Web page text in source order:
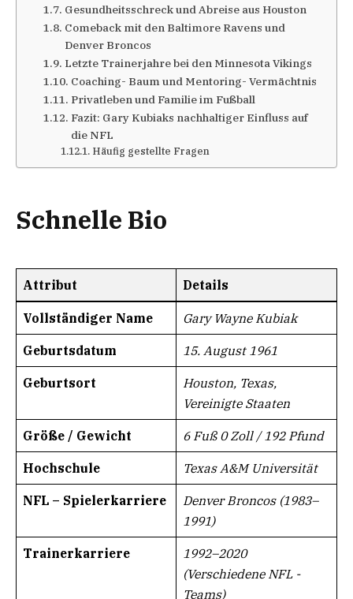
Gesundheitsschreck und Abreise aus Houston​
Comeback mit den Baltimore Ravens und
Denver Broncos
Letzte Trainerjahre bei den Minnesota Vikings​
Coaching- Baum und Mentoring- Vermächtnis
Privatleben und Familie im Fußball​
Fazit: Gary Kubiaks nachhaltiger Einfluss auf
die NFL
Häufig gestellte Fragen
Schnelle Bio
Attribut Details
Vollständiger Name Gary Wayne Kubiak
Geburtsdatum​​ 15. August 1961
Geburtsort​​
Houston, Texas,
Vereinigte Staaten
Größe / Gewicht 6 Fuß 0 Zoll / 192 Pfund
Hochschule Texas A&M Universität
NFL – Spielerkarriere
Denver Broncos (1983–
1991)
Trainerkarriere​
1992–2020
(Verschiedene NFL -
Teams)